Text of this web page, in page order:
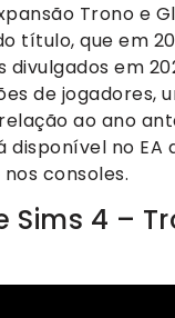
Trono e
título, que em
divulgados em
de jogadores,
ao ano
disponível no EA
consoles.
Sims 4 –